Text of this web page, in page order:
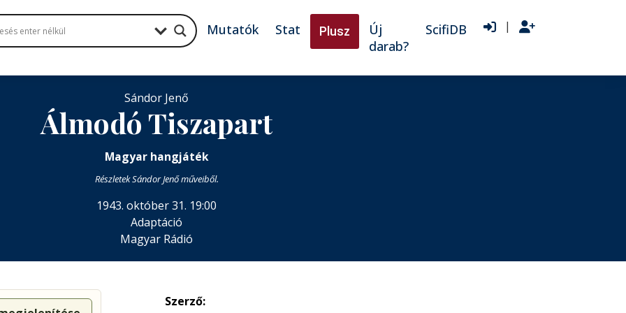
Mutatók Stat Plusz
Új
darab?
ScifiDB |
Sándor Jenő
Álmodó Tiszapart
Magyar hangjáték
Részletek Sándor Jenő műveiből.
1943. október 31. 19:00
Adaptáció
Magyar Rádió
Szerző: